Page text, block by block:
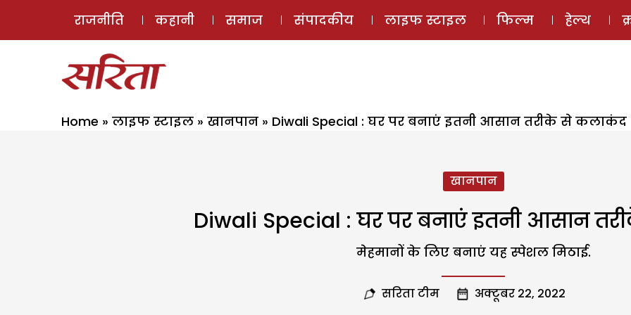
ई-मैगज़ीन
राजनीति कहानी समाज संपादकीय लाइफ स्टाइल फिल्म हेल्थ
Home » लाइफ स्टाइल » खानपान » Diwali Special : घर पर बनाएं इतनी आसान तरीके से कलाकंद
खानपान
Diwali Special : घर पर बनाएं इतनी आसान
मेहमानों के लिए बनाएं यह स्पेशल मिठाई.
सरिता टीम अक्टूबर 22, 2022